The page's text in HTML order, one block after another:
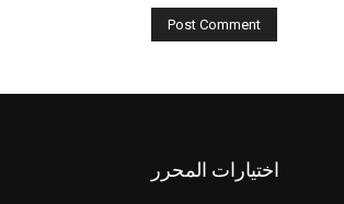
اختيارات المحرر